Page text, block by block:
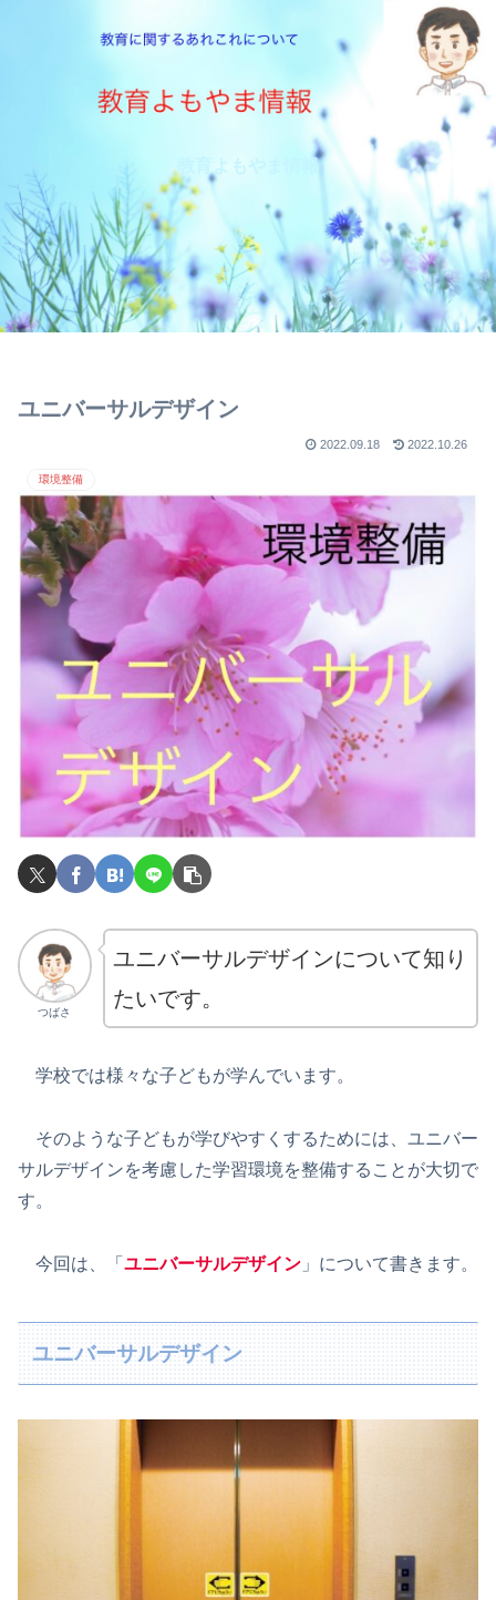
教育よもやま情報
ユニバーサルデザイン
2022.09.18 2022.10.26
環境整備
つばさ
ユニバーサルデザインについて知り
たいです。
学校では様々な子どもが学んでいます。
そのような子どもが学びやすくするためには、ユニバー
サルデザインを考慮した学習環境を整備することが大切で
す。
今回は、「 ユニバーサルデザイン 」について書きます。
ユニバーサルデザイン